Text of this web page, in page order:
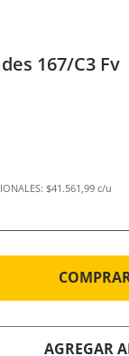
167/C3 Fv
$41.561,99 c/u
AGREGAR